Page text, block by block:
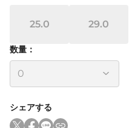
25.0 29.0
数量：
シェアする